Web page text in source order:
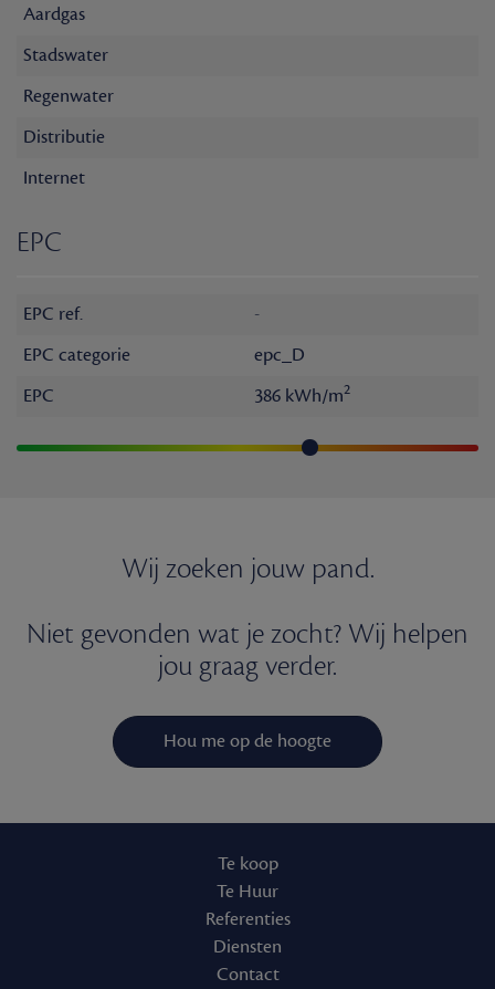
Aardgas
Stadswater
Regenwater
Distributie
Internet
EPC
EPC ref.
-
EPC categorie
epc_D
EPC
386 kWh/m2
Wij zoeken jouw pand.
Niet gevonden wat je zocht? Wij helpen
jou graag verder.
Hou me op de hoogte
Te koop
Te Huur
Referenties
Diensten
Contact